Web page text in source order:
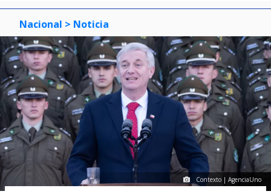
Nacional > Noticia
Contexto | AgenciaUno